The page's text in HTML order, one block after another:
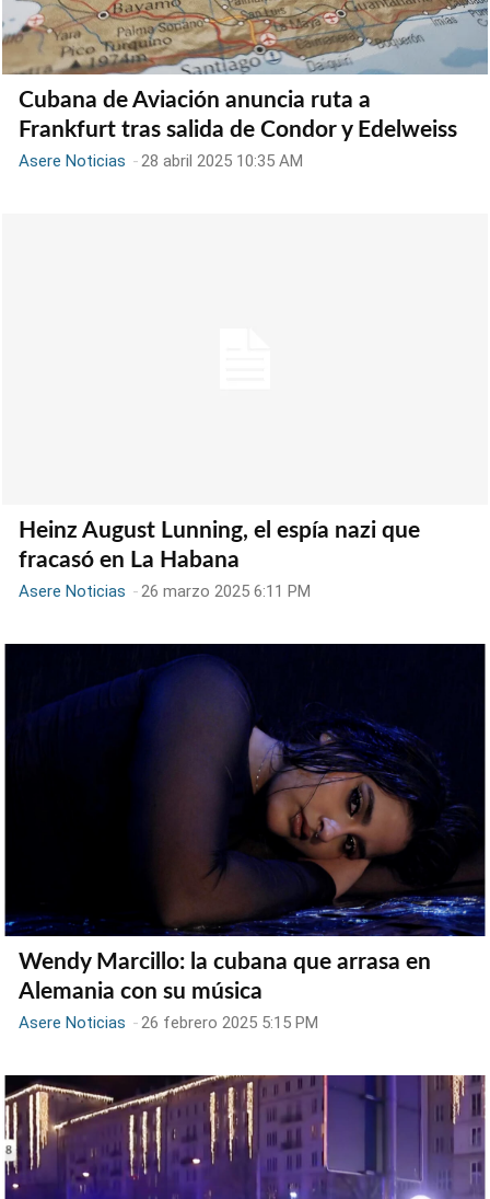
Cubana de Aviación anuncia ruta a
Frankfurt tras salida de Condor y Edelweiss
Asere Noticias -28 abril 2025 10:35 AM
Heinz August Lunning, el espía nazi que
fracasó en La Habana
Asere Noticias -26 marzo 2025 6:11 PM
Wendy Marcillo: la cubana que arrasa en
Alemania con su música
Asere Noticias - 26 febrero 2025 5:15 PM